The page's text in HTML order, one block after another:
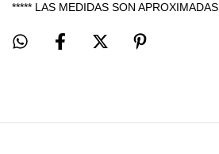
***** LAS MEDIDAS SON APROXIMADAS